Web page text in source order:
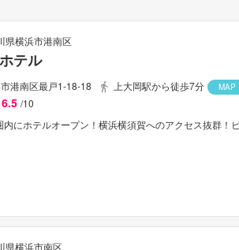
県横浜市港南区
テル
港南区最戸1-18-18 上大岡駅から徒歩7分 MAP
6.5 /10
にホテルオープン！横浜横須賀へのアクセス抜群！
県横浜市南区